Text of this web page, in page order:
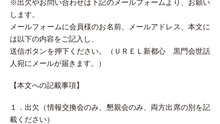
※出欠やお問い合わせは下記のメールフォームより、お願い
します。
メールフォームに会員様のお名前、メールアドレス、本文に
は以下の内容をご記入し、
送信ボタンを押下ください。（ＵＲＥＬ新都心 黒門会世話
人宛にメールが届きます。）
【本文への記載事項】
１．出欠（情報交換会のみ、懇親会のみ、両方出席の別を記
載ください）